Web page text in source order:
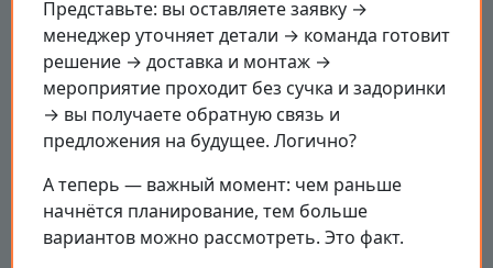
Представьте: вы оставляете заявку →
менеджер уточняет детали → команда готовит
решение → доставка и монтаж →
мероприятие проходит без сучка и задоринки
→ вы получаете обратную связь и
предложения на будущее. Логично?
А теперь — важный момент: чем раньше
начнётся планирование, тем больше
вариантов можно рассмотреть. Это факт.